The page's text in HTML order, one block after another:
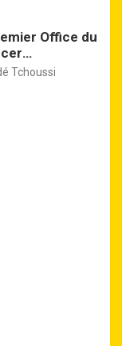
Office du
Tchoussi